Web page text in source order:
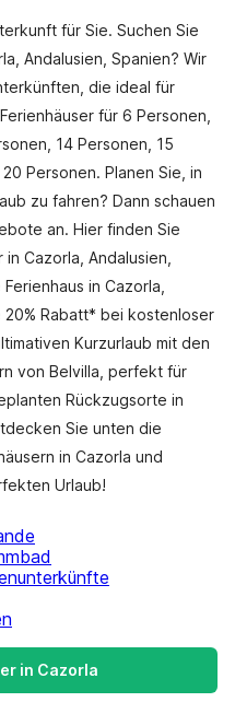
für Sie. Suchen Sie
Andalusien, Spanien? Wir
die ideal für
für 6 Personen,
14 Personen, 15
Personen. Planen Sie, in
zu fahren? Dann schauen
an. Hier finden Sie
Cazorla, Andalusien,
in Cazorla,
20% Rabatt* bei kostenloser
Kurzurlaub mit den
von Belvilla, perfekt für
Rückzugsorte in
Sie unten die
in Cazorla und
Urlaub!
in Cazorla